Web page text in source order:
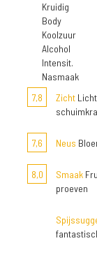
Kruidig
Body
Koolzuur
Alcohol
Intensit.
Nasmaak
7,8
Zicht
7,6 Neus
8,0 Smaak
proeven